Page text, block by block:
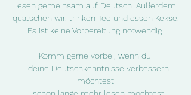
lesen gemeinsam auf Deutsch. Außerdem
quatschen wir, trinken Tee und essen Kekse.
Es ist keine Vorbereitung notwendig.
Komm gerne vorbei, wenn du:
- deine Deutschkenntnisse verbessern
möchtest